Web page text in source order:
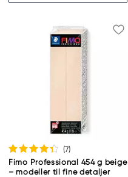
(7)
Fimo Professional 454 g beige
– modeller til fine detaljer